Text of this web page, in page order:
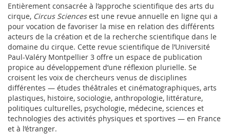
Entièrement consacrée à l’approche scientifique des arts du
cirque, Circus Sciencesest une revue annuelle en ligne qui a
pour vocation de favoriser la mise en relation des différents
acteurs de la création et de la recherche scientifique dans le
domaine du cirque. Cette revue scientifique de l’Université
Paul-Valéry Montpellier 3 offre un espace de publication
propice au développement d’une réflexion plurielle. Se
croisent les voix de chercheurs venus de disciplines
différentes — études théâtrales et cinématographiques, arts
plastiques, histoire, sociologie, anthropologie, littérature,
politiques culturelles, psychologie, médecine, sciences et
technologies des activités physiques et sportives — en France
et à l’étranger.